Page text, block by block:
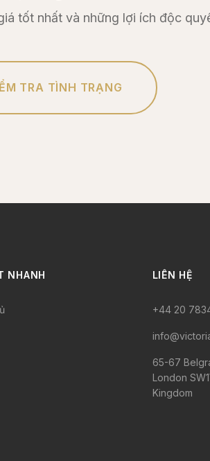
tốt nhất và những lợi ích độc
TRA TÌNH TRẠNG
NHANH LIÊN HỆ
+44 20
65-67
London
Kingdom